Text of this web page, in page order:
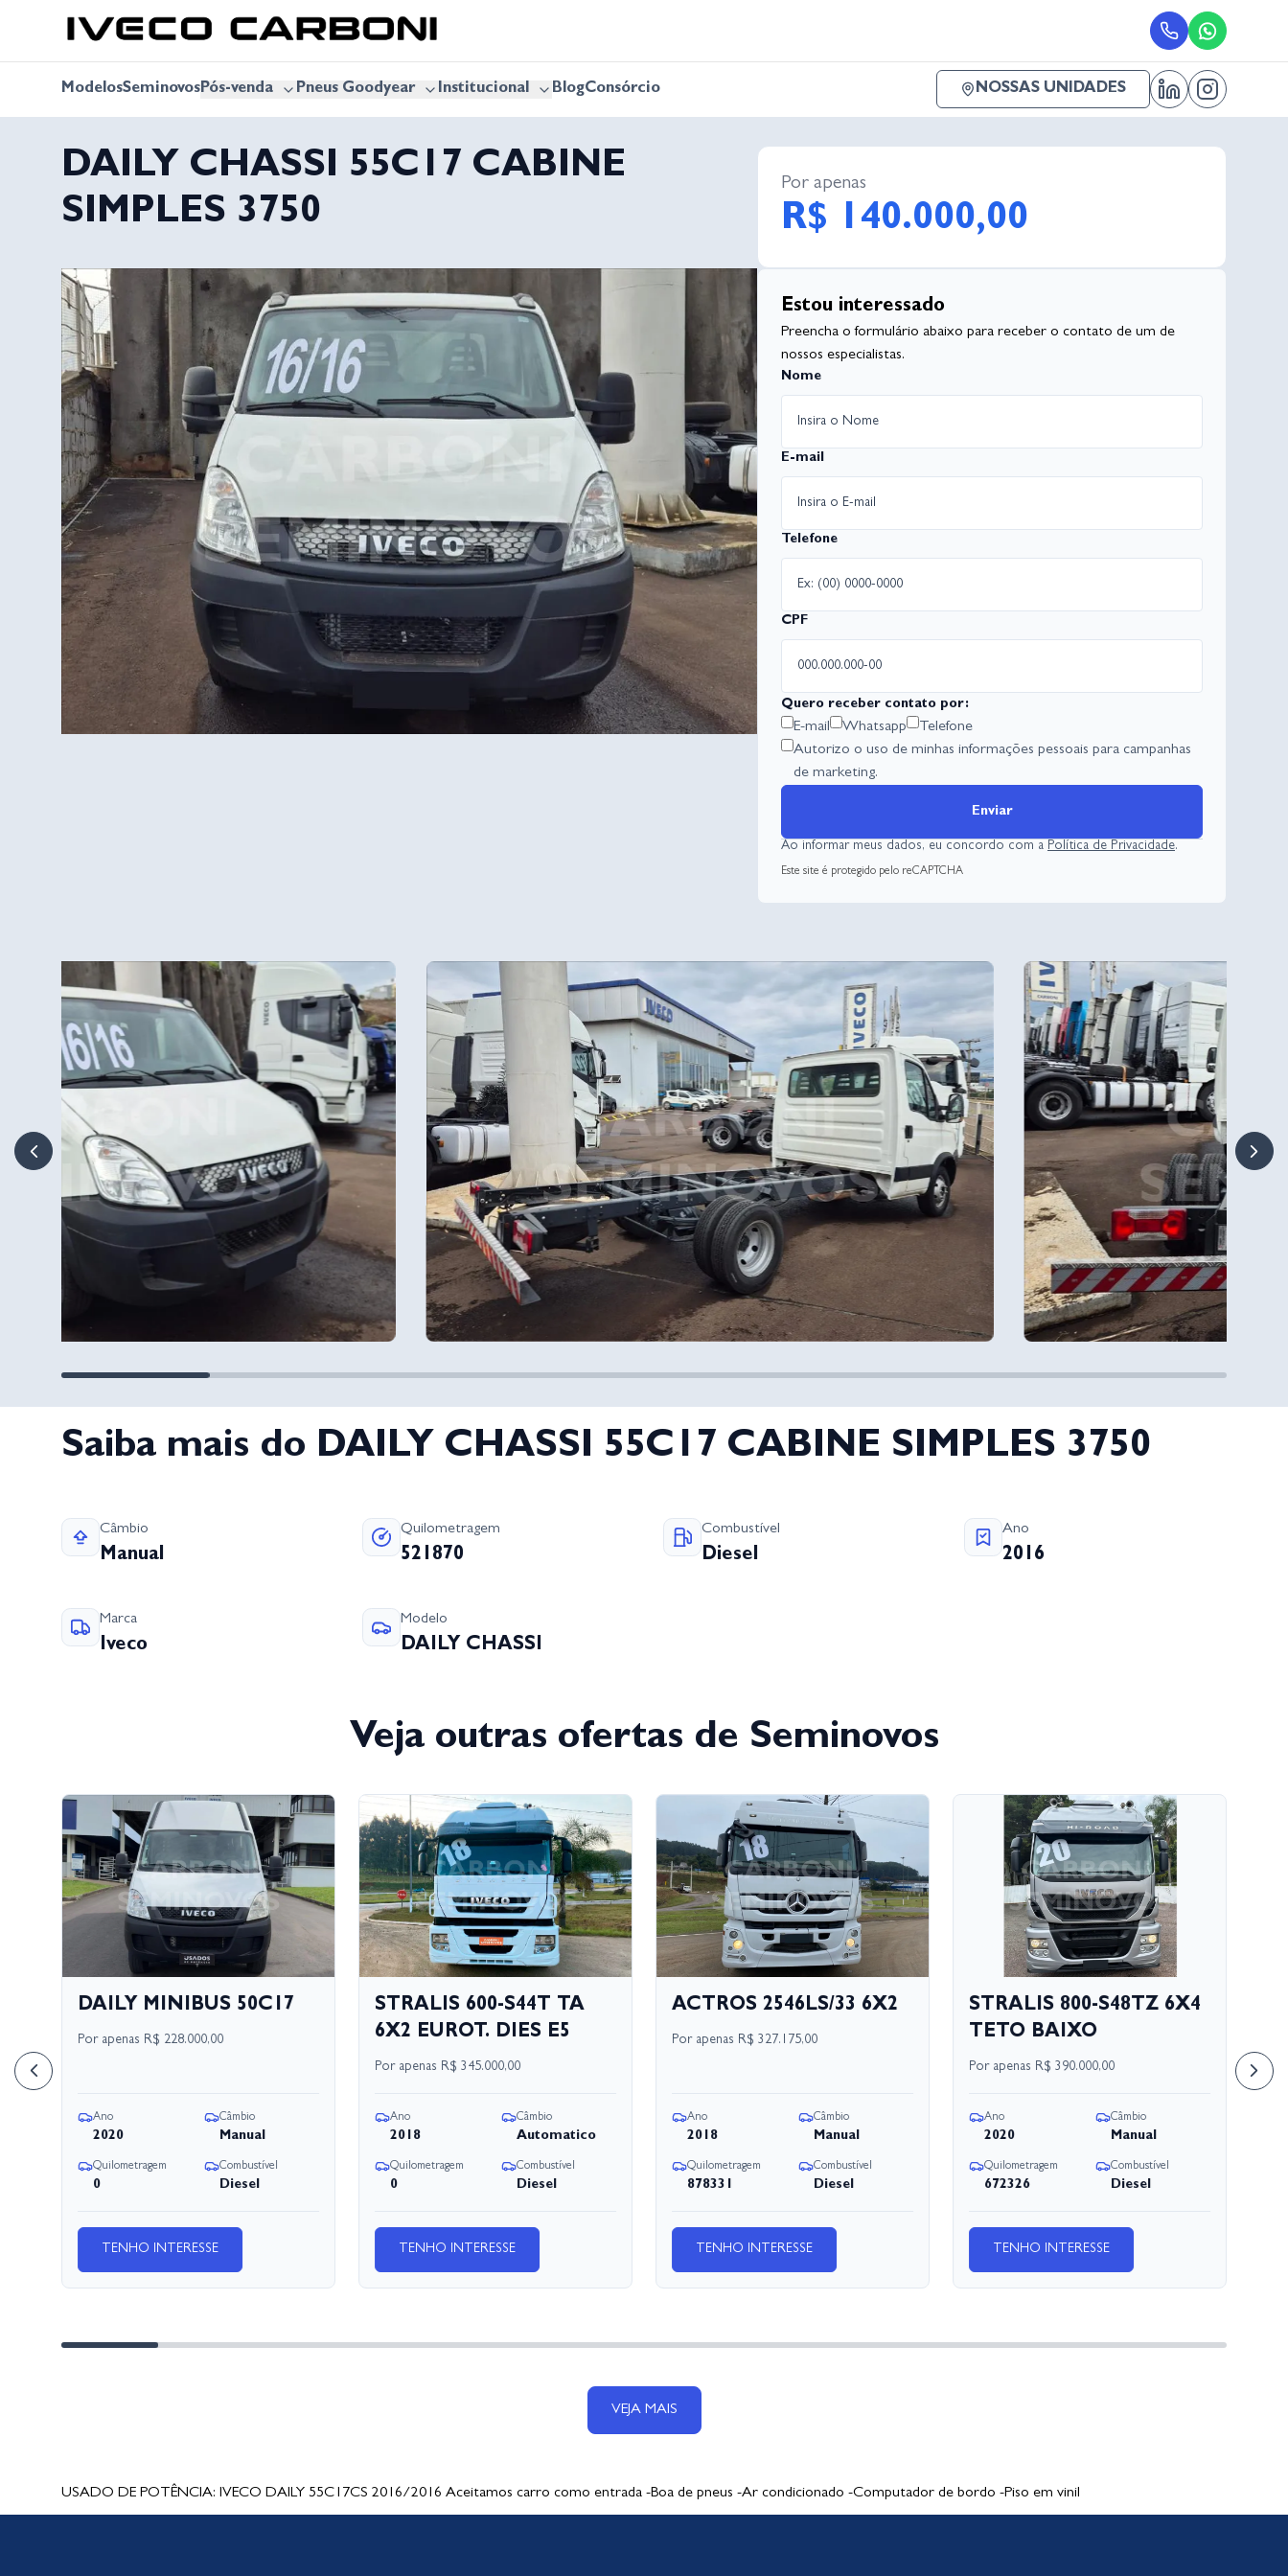
ModelosSeminovosPós-venda Pneus Goodyear Institucional BlogConsórcio NOSSAS UNIDADES
DAILY CHASSI 55C17 CABINE
SIMPLES 3750
Por apenas
R$ 140.000,00
Estou interessado
Preencha o formulário abaixo para receber o contato de um de
nossos especialistas.
Nome
E-mail
Telefone
CPF
Quero receber contato por:
E-mail Whatsapp
Telefone
Autorizo o uso de minhas informações pessoais para campanhas
de marketing.
Enviar
Ao informar meus dados, eu concordo com a Política de Privacidade.
Este site é protegido pelo reCAPTCHA
Saiba mais do DAILY CHASSI 55C17 CABINE SIMPLES 3750
Câmbio
Manual
Quilometragem
521870
Combustível
Diesel
Ano
2016
Marca
Iveco
Modelo
DAILY CHASSI
Veja outras ofertas de Seminovos
DAILY MINIBUS 50C17
Por apenas R$ 228.000,00
Ano
2020
Câmbio
Manual
Quilometragem
0
Combustível
Diesel
TENHO INTERESSE
STRALIS 600-S44T TA
6X2 EUROT. DIES E5
Por apenas R$ 345.000,00
Ano
2018
Câmbio
Automatico
Quilometragem
0
Combustível
Diesel
TENHO INTERESSE
ACTROS 2546LS/33 6X2
Por apenas R$ 327.175,00
Ano
2018
Câmbio
Manual
Quilometragem
878331
Combustível
Diesel
TENHO INTERESSE
STRALIS 800-S48TZ 6X4
TETO BAIXO
Por apenas R$ 390.000,00
Ano
2020
Câmbio
Manual
Quilometragem
672326
Combustível
Diesel
TENHO INTERESSE
VEJA MAIS
USADO DE POTÊNCIA: IVECO DAILY 55C17CS 2016/2016 Aceitamos carro como entrada -Boa de pneus -Ar condicionado -Computador de bordo -Piso em vinil